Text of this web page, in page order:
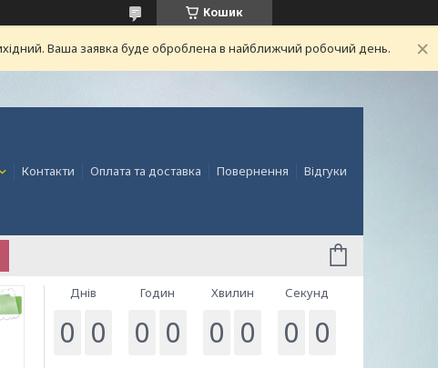
Кошик
Ваша заявка буде оброблена в найближчий робочий день.
Контакти Оплата та доставка Повернення Відгуки
Днів
0 0
Годин
0 0
Хвилин
0 0
Секунд
0 0